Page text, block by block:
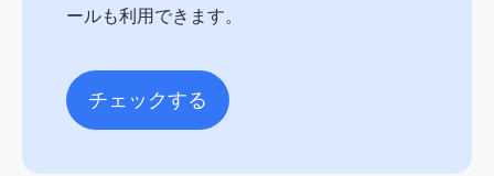
ールも利用できます。
チェックする